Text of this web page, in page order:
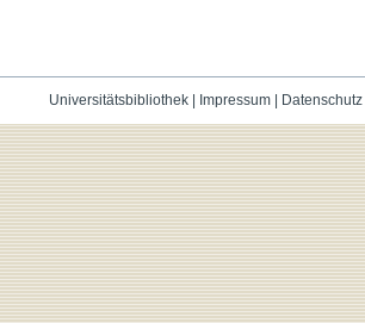
Universitätsbibliothek| Impressum| Datenschutz